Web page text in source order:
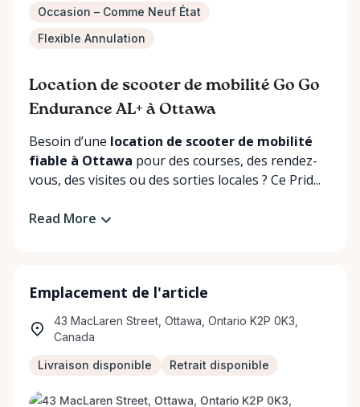
Occasion – Comme Neuf État
Flexible Annulation
Location de scooter de mobilité Go Go
Endurance AL+ à Ottawa
Besoin d’une location de scooter de mobilité
fiable à Ottawa pour des courses, des rendez-
vous, des visites ou des sorties locales ? Ce Prid...
Read More
Emplacement de l'article
43 MacLaren Street, Ottawa, Ontario K2P 0K3,
Canada
Livraison disponible Retrait disponible